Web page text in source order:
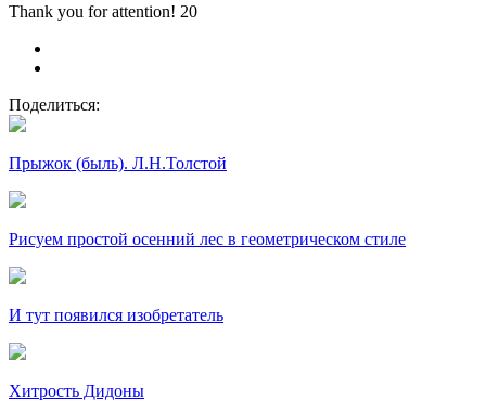
Thank you for attention! 20
Поделиться:
Прыжок (быль). Л.Н.Толстой
Рисуем простой осенний лес в геометрическом стиле
И тут появился изобретатель
Хитрость Дидоны